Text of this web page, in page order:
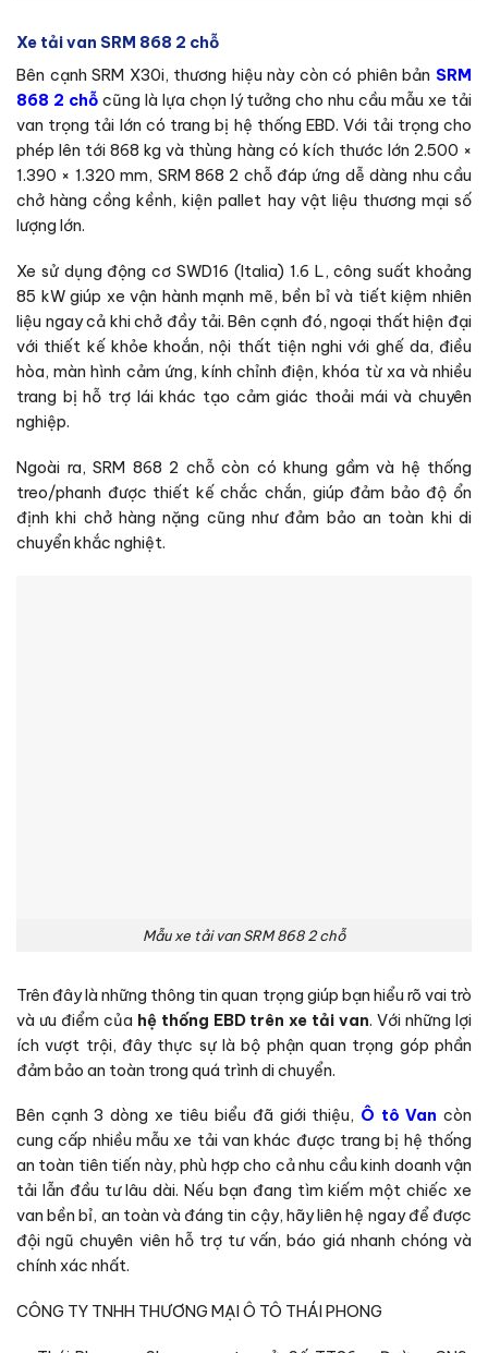
Xe tải van SRM 868 2 chỗ
Bên cạnh SRM X30i, thương hiệu này còn có phiên bản SRM
868 2 chỗcũng là lựa chọn lý tưởng cho nhu cầu mẫu xe tải
van trọng tải lớn có trang bị hệ thống EBD. Với tải trọng cho
phép lên tới 868 kg và thùng hàng có kích thước lớn 2.500 ×
1.390 × 1.320 mm, SRM 868 2 chỗ đáp ứng dễ dàng nhu cầu
chở hàng cồng kềnh, kiện pallet hay vật liệu thương mại số
lượng lớn.
Xe sử dụng động cơ SWD16 (Italia) 1.6 L, công suất khoảng
85 kW giúp xe vận hành mạnh mẽ, bền bỉ và tiết kiệm nhiên
liệu ngay cả khi chở đầy tải. Bên cạnh đó, ngoại thất hiện đại
với thiết kế khỏe khoắn, nội thất tiện nghi với ghế da, điều
hòa, màn hình cảm ứng, kính chỉnh điện, khóa từ xa và nhiều
trang bị hỗ trợ lái khác tạo cảm giác thoải mái và chuyên
nghiệp.
Ngoài ra, SRM 868 2 chỗ còn có khung gầm và hệ thống
treo/phanh được thiết kế chắc chắn, giúp đảm bảo độ ổn
định khi chở hàng nặng cũng như đảm bảo an toàn khi di
chuyển khắc nghiệt.
Mẫu xe tải van SRM 868 2 chỗ
Trên đây là những thông tin quan trọng giúp bạn hiểu rõ vai trò
và ưu điểm của hệ thống EBD trên xe tải van. Với những lợi
ích vượt trội, đây thực sự là bộ phận quan trọng góp phần
đảm bảo an toàn trong quá trình di chuyển.
Bên cạnh 3 dòng xe tiêu biểu đã giới thiệu, Ô tô Van còn
cung cấp nhiều mẫu xe tải van khác được trang bị hệ thống
an toàn tiên tiến này, phù hợp cho cả nhu cầu kinh doanh vận
tải lẫn đầu tư lâu dài. Nếu bạn đang tìm kiếm một chiếc xe
van bền bỉ, an toàn và đáng tin cậy, hãy liên hệ ngay để được
đội ngũ chuyên viên hỗ trợ tư vấn, báo giá nhanh chóng và
chính xác nhất.
CÔNG TY TNHH THƯƠNG MẠI Ô TÔ THÁI PHONG